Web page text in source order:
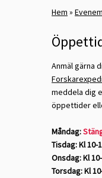
Hem »
Anmäl gärna
meddela dig
öppettider
Måndag:
Tisdag: Kl 10-
Onsdag: Kl
Torsdag: Kl